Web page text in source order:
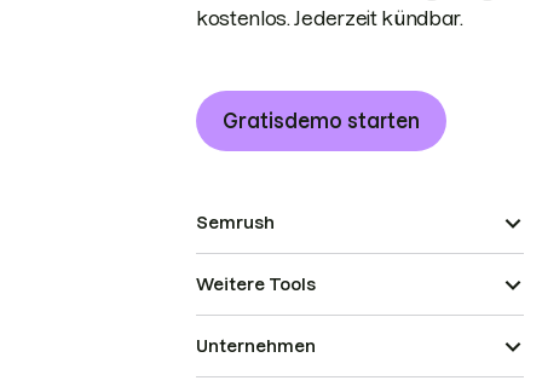
kostenlos. Jederzeit kündbar.
Gratisdemo starten
Semrush
Weitere Tools
Unternehmen